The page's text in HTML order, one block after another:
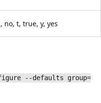
no, t, true, y, yes
--defaults group=